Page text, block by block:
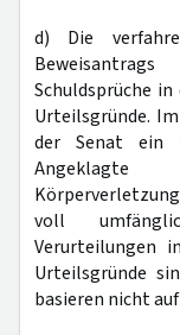
d) Die
Schuldsprüche
Urteilsgründe.
der Senat ein
voll
Verurteilungen
Urteilsgründe
basieren nicht